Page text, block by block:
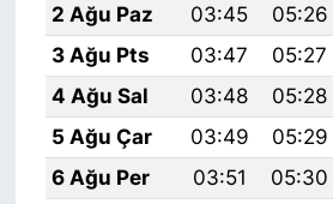
2 Ağu Paz
03:45 05:26
3 Ağu Pts
03:47 05:27
4 Ağu Sal
03:48 05:28
5 Ağu Çar
03:49 05:29
6 Ağu Per
03:51 05:30